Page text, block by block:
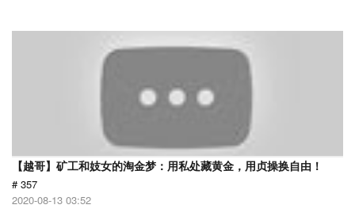
【越哥】矿工和妓女的淘金梦：用私处藏黄金，用贞操换自由！
# 357
2020-08-13 03:52